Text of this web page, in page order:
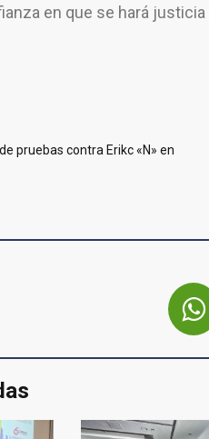
en que se hará
pruebas contra Erikc «N» en